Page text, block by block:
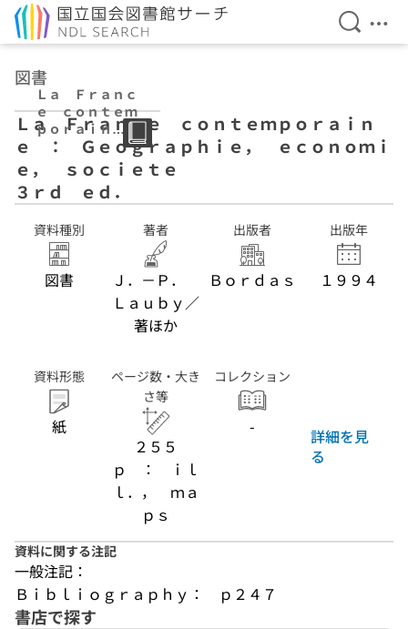
検索を
メ
図書
Ｌａ Ｆｒａｎｃ
ｅ ｃｏｎｔｅｍ
ｐｏｒａｉｎ
ｅ ： Ｇｅｏｇ
ｒａｐｈｉｅ，
ｅｃｏｎｏｍｉ
ｅ， ｓｏｃｉｅ
ｄ．
Ｌａ Ｆｒａｎｃｅ ｃｏｎｔｅｍｐｏｒａｉｎ
ｅ ： Ｇｅｏｇｒａｐｈｉｅ， ｅｃｏｎｏｍｉ
ｅ， ｓｏｃｉｅｔｅ
３ｒｄ ｅｄ．
資料種別
図書
著者
Ｊ．－Ｐ．
Ｌａｕｂｙ／
著ほか
出版者
Ｂｏｒｄａｓ
出版年
１９９４
資料形態
紙
ページ数・大き
さ等
２５５
ｐ ： ｉｌ
ｌ．， ｍａ
ｐｓ
コレクション
-
詳細を見
る
資料に関する注記
一般注記：
Ｂｉｂｌｉｏｇｒａｐｈｙ：　ｐ２４７
書店で探す